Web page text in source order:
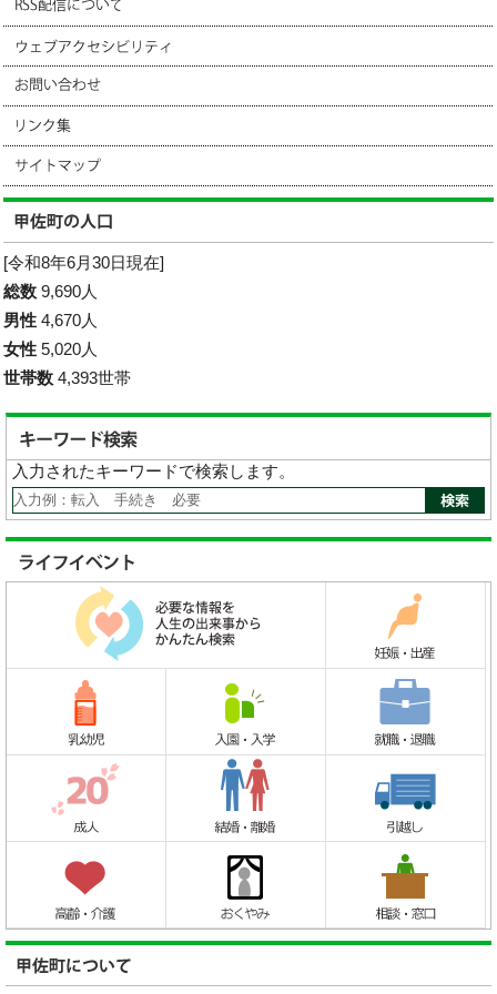
[令和8年6月30日現在]
総数 9,690人
男性 4,670人
女性 5,020人
世帯数 4,393世帯
入力されたキーワードで検索します。